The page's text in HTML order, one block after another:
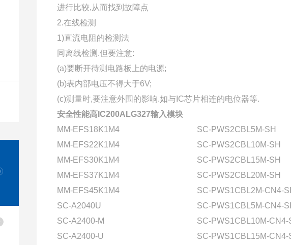
进行比较,从而找到故障点
2.在线检测
1)直流电阻的检测法
同离线检测.但要注意:
(a)要断开待测电路板上的电源;
(b)表内部电压不得大于6V;
(c)测量时,要注意外围的影响.如与IC芯片相连的电位器等.
安全性能高IC200ALG327输入模块
MM-EFS18K1M4
SC-PWS2CBL5M-SH
MM-EFS22K1M4
SC-PWS2CBL10M-SH
MM-EFS30K1M4
SC-PWS2CBL15M-SH
MM-EFS37K1M4
SC-PWS2CBL20M-SH
MM-EFS45K1M4
SC-PWS1CBL2M-CN4-
SC-A2040U
SC-PWS1CBL5M-CN4-
SC-A2400-M
SC-PWS1CBL10M-CN4-
SC-A2400-U
SC-PWS1CBL15M-CN4-